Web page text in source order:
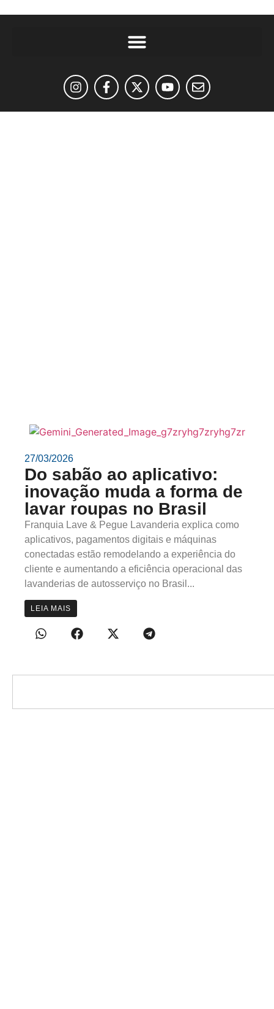
27/03/2026
Do sabão ao aplicativo:
inovação muda a forma de
lavar roupas no Brasil
Franquia Lave & Pegue Lavanderia explica como
aplicativos, pagamentos digitais e máquinas
conectadas estão remodelando a experiência do
cliente e aumentando a eficiência operacional das
lavanderias de autosserviço no Brasil...
LEIA MAIS